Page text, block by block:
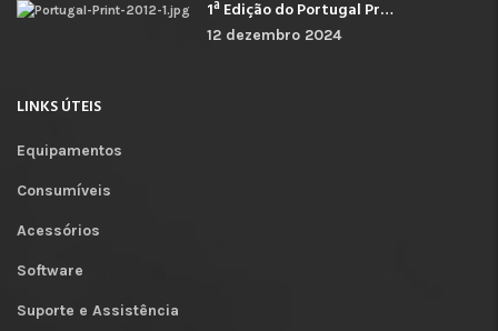
1ª Edição do Portugal Print
12 dezembro 2024
LINKS ÚTEIS
Equipamentos
Consumíveis
Acessórios
Software
Suporte e Assistência